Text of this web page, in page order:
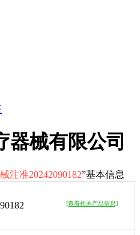
器械有限公司
注准20242090182”基本信息
[查看相关产品信息]